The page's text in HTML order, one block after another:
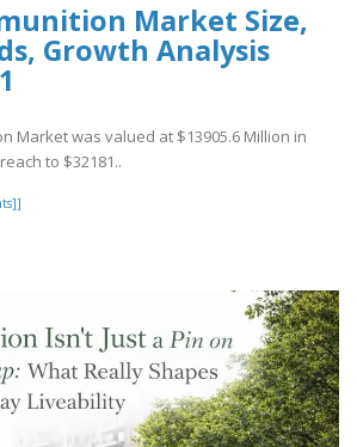
Market Size,
Growth Analysis
Market was valued at $13905.6 Million in
to $32181..